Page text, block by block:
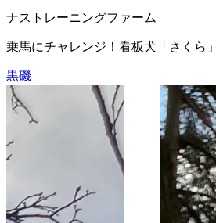
ナストレーニングファーム
乗馬にチャレンジ！看板犬「さくら
黒磯